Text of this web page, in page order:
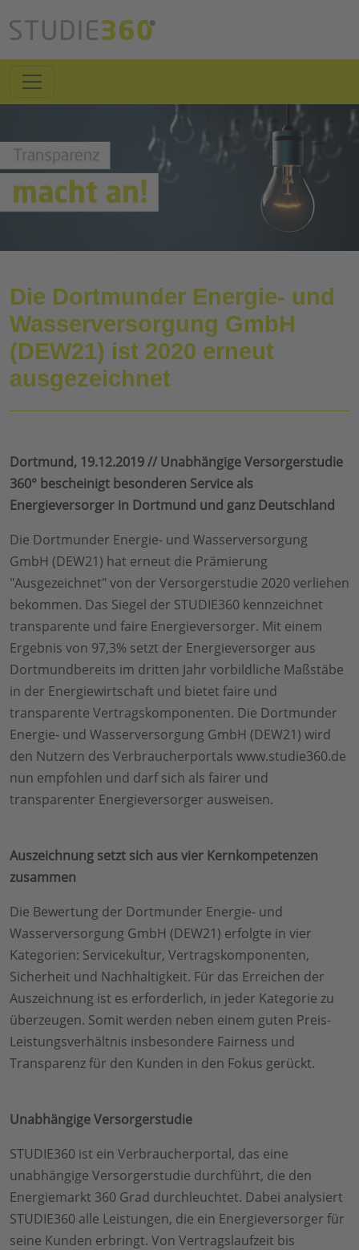
Die Dortmunder Energie- und
Wasserversorgung GmbH
(DEW21) ist 2020 erneut
ausgezeichnet
Dortmund, 19.12.2019 // Unabhängige Versorgerstudie
360° bescheinigt besonderen Service als
Energieversorger in Dortmund und ganz Deutschland
Die Dortmunder Energie- und Wasserversorgung
GmbH (DEW21) hat erneut die Prämierung
"Ausgezeichnet" von der Versorgerstudie 2020 verliehen
bekommen. Das Siegel der STUDIE360 kennzeichnet
transparente und faire Energieversorger. Mit einem
Ergebnis von 97,3% setzt der Energieversorger aus
Dortmundbereits im dritten Jahr vorbildliche Maßstäbe
in der Energiewirtschaft und bietet faire und
transparente Vertragskomponenten. Die Dortmunder
Energie- und Wasserversorgung GmbH (DEW21) wird
den Nutzern des Verbraucherportals www.studie360.de
nun empfohlen und darf sich als fairer und
transparenter Energieversorger ausweisen.
Auszeichnung setzt sich aus vier Kernkompetenzen
zusammen
Die Bewertung der Dortmunder Energie- und
Wasserversorgung GmbH (DEW21) erfolgte in vier
Kategorien: Servicekultur, Vertragskomponenten,
Sicherheit und Nachhaltigkeit. Für das Erreichen der
Auszeichnung ist es erforderlich, in jeder Kategorie zu
überzeugen. Somit werden neben einem guten Preis-
Leistungsverhältnis insbesondere Fairness und
Transparenz für den Kunden in den Fokus gerückt.
Unabhängige Versorgerstudie
STUDIE360 ist ein Verbraucherportal, das eine
unabhängige Versorgerstudie durchführt, die den
Energiemarkt 360 Grad durchleuchtet. Dabei analysiert
STUDIE360 alle Leistungen, die ein Energieversorger für
seine Kunden erbringt. Von Vertragslaufzeit bis